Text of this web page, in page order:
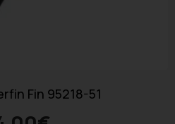
Fin 95218-51